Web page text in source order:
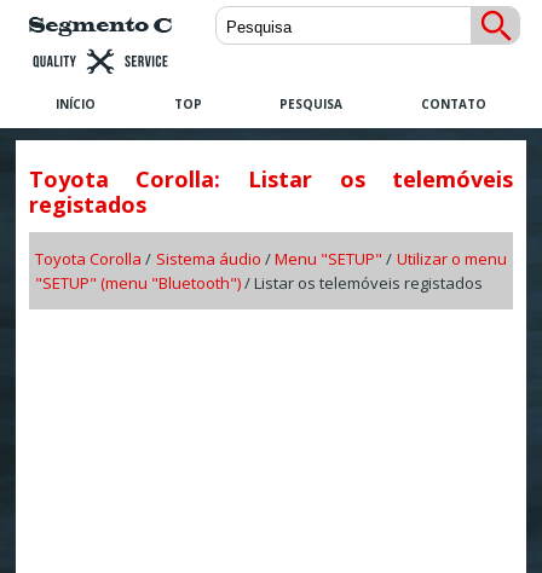
INÍCIO TOP PESQUISA CONTATO
Toyota Corolla: Listar os telemóveis
registados
Toyota Corolla / Sistema áudio /Menu "SETUP" / Utilizar o menu
"SETUP" (menu "Bluetooth")/ Listar os telemóveis registados